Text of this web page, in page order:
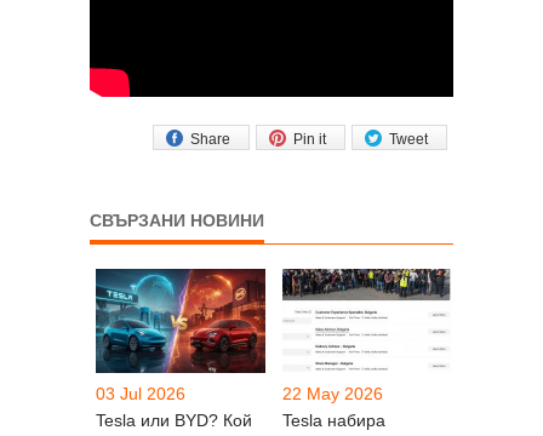
Tweet
Pin it
Share
СВЪРЗАНИ НОВИНИ
03 Jul 2026
Tesla или BYD? Кой
22 May 2026
Tesla набира